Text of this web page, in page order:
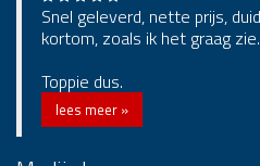
Snel geleverd, nette prijs,
kortom, zoals ik het graag
Toppie dus.
lees meer »